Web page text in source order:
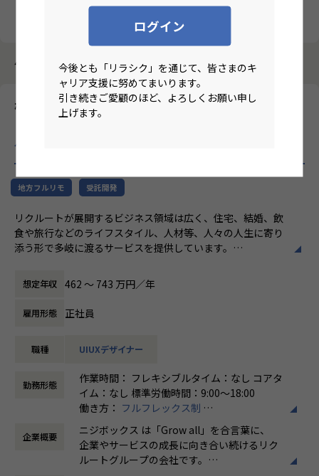
ログイン
今後とも「リラシク」を通じて、皆さまのキ
ャリア支援に努めてまいります。
引き続きご愛顧のほど、よろしくお願い申し
上げます。
4184件中 2871件～2880件
株式会社ニジボックス
ループ案件におけるUIデザイナー
地方フルリモ 受託開発
リクルートが展開するビジネス領域は広く、住宅、結婚、飲
食や旅行などのライフスタイル、人材等、人々の人生に寄り
添う形で多岐に渡るサービスを提供しています。
やゼクシィ、ホットペッパー、 じゃらん、リクナビな
どの国内最大級のメディアに携わるデザイナーを募集してい
ます。
企画責任者やディレクター、UXデザイナー、フロントエンジ
めABテストなどの施策結果も踏まえ、デザイン面からサービ
スの改善を提案、実施
-デザイン制作(使用ツール例：figma、Sketch、Adobe X
D、Photoshopなど)
品質チェック
施策のリリース後は、企画責任者と共に効果測定を実施
想定年収 462 〜 743 万円／年
雇用形態 正社員
職種 UIUXデザイナー
勤務形態
作業時間： フレキシブルタイム：なし コアタ
イム：なし 標準労働時間：9:00〜18:00
働き方： フルフレックス制
時間外労働の有無： 有（月平均5時間～10時
間）
休憩時間： 60分
企業概要
ニジボックス は「Grow all」を合言葉に、
企業やサービスの成長に向き合い続けるリク
ルートグループの会社です。